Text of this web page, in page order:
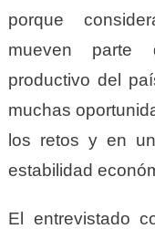
porque
mueven parte
productivo del
muchas
los retos y en
estabilidad
El entrevistado